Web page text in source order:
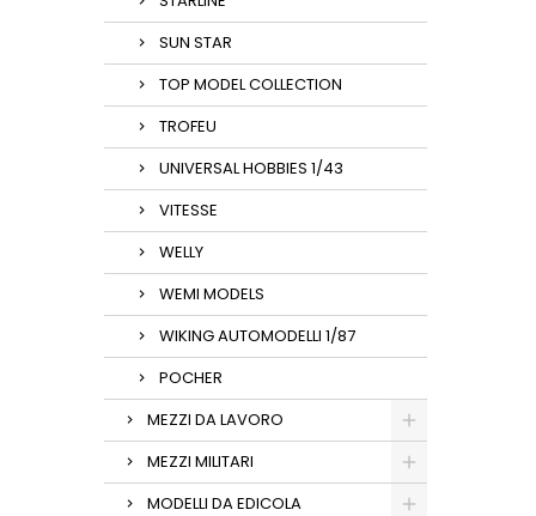
SUN STAR
TOP MODEL COLLECTION
TROFEU
UNIVERSAL HOBBIES 1/43
VITESSE
WELLY
WEMI MODELS
WIKING AUTOMODELLI 1/87
POCHER
MEZZI DA LAVORO
MEZZI MILITARI
MODELLI DA EDICOLA